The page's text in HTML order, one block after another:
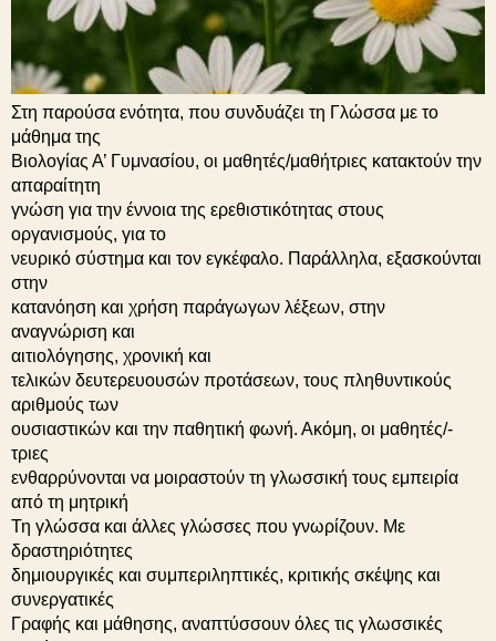
Στη παρούσα ενότητα, που συνδυάζει τη Γλώσσα με το
μάθημα της
Βιολογίας Α’ Γυμνασίου, οι μαθητές/μαθήτριες κατακτούν την
απαραίτητη
γνώση για την έννοια της ερεθιστικότητας στους
οργανισμούς, για το
νευρικό σύστημα και τον εγκέφαλο. Παράλληλα, εξασκούνται
στην
κατανόηση και χρήση παράγωγων λέξεων, στην
αναγνώριση και
αιτιολόγησης, χρονική και
τελικών δευτερευουσών προτάσεων, τους πληθυντικούς
αριθμούς των
ουσιαστικών και την παθητική φωνή. Ακόμη, οι μαθητές/-
τριες
ενθαρρύνονται να μοιραστούν τη γλωσσική τους εμπειρία
από τη μητρική
Τη γλώσσα και άλλες γλώσσες που γνωρίζουν. Με
δραστηριότητες
δημιουργικές και συμπεριληπτικές, κριτικής σκέψης και
συνεργατικές
Γραφής και μάθησης, αναπτύσσουν όλες τις γλωσσικές